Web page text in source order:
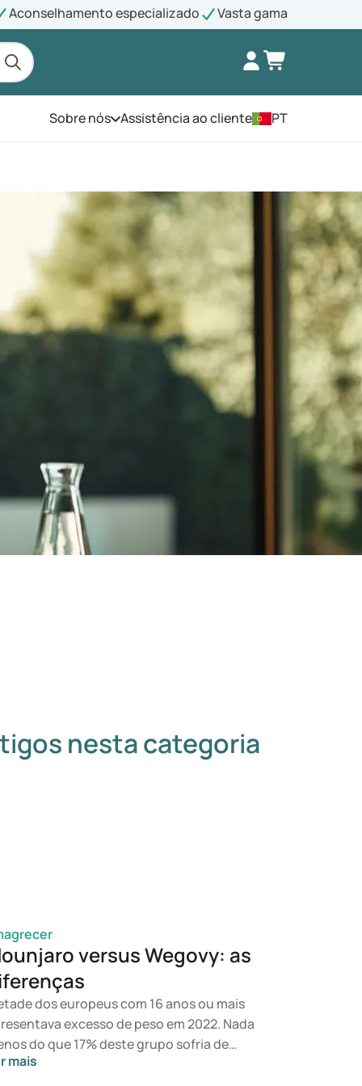
Aconselhamento especializado Vasta gama
Sobre nósAbra o menu
Assistência ao cliente PT
nesta categoria
versus Wegovy: as
dos europeus com 16 anos ou mais
excesso de peso em 2022. Nada
do que 17% deste grupo sofria de
Um estilo de vida saudável e uma
mais